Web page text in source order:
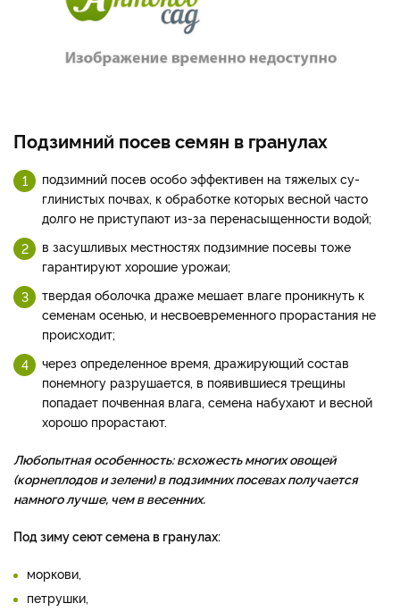
Подзимний посев семян в гранулах
подзимний посев особо эффективен на тяжелых су­
глинистых почвах, к обработке которых весной часто
долго не приступают из-за перена­сыщенности водой;
в засуш­ливых местностях подзимние посевы тоже
гарантируют хо­рошие урожаи;
твердая оболочка драже ме­шает влаге проникнуть к
семе­нам осенью, и несвоевре­менного про­растания не
происходит;
через опре­деленное вре­мя, дражирующий состав
понемногу разрушается, в появившие­ся трещины
попадает поч­венная влага, семена набуха­ют и весной
хорошо прорас­тают.
Любопытная особенность:всхожесть многих овощей
(корнеплодов и зелени) в подзимних посевах по­лучается
намного лучше, чем в весенних.
Под зиму се­ют семена в гранулах:
мор­кови,
петрушки,